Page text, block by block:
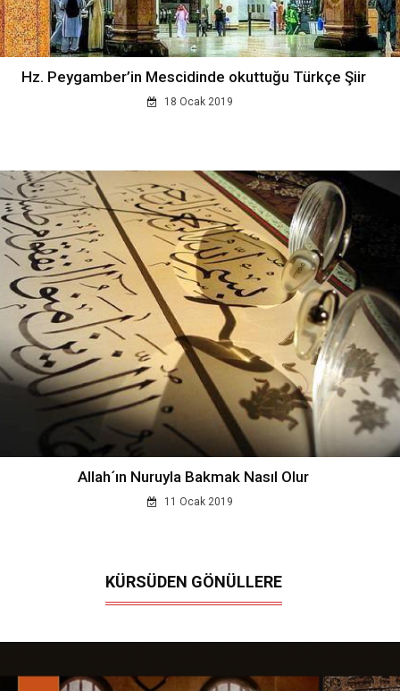
Hz. Peygamber’in Mescidinde okuttuğu Türkçe Şiir
18 Ocak 2019
Allah´ın Nuruyla Bakmak Nasıl Olur
11 Ocak 2019
KÜRSÜDEN GÖNÜLLERE